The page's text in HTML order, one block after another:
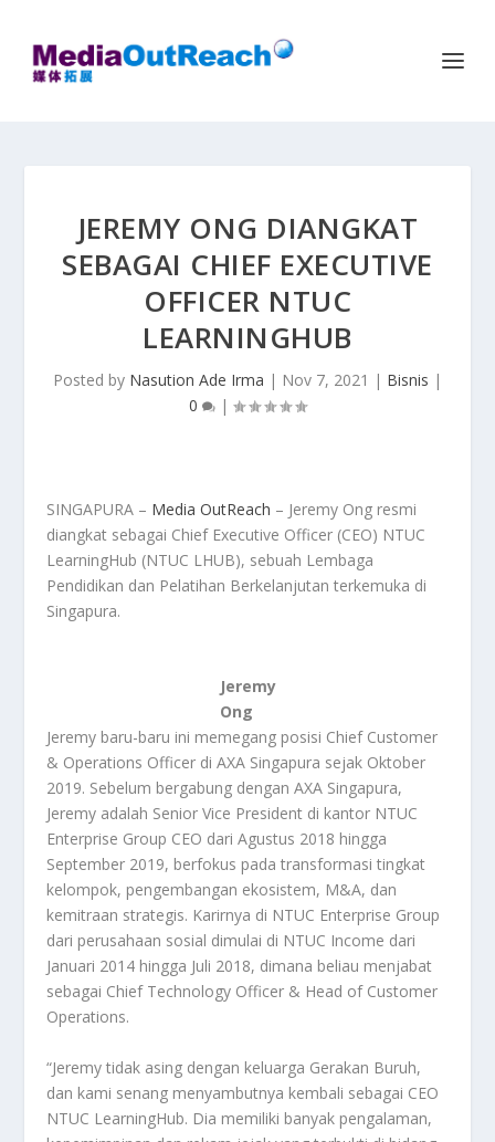
JEREMY ONG DIANGKAT
SEBAGAI CHIEF EXECUTIVE
OFFICER NTUC
LEARNINGHUB
Posted by Nasution Ade Irma | Nov 7, 2021 | Bisnis |
0
|
SINGAPURA – Media OutReach – Jeremy Ong resmi
diangkat sebagai Chief Executive Officer (CEO) NTUC
LearningHub (NTUC LHUB), sebuah Lembaga
Pendidikan dan Pelatihan Berkelanjutan terkemuka di
Singapura.
Jeremy
Ong
Jeremy baru-baru ini memegang posisi Chief Customer
& Operations Officer di AXA Singapura sejak Oktober
2019. Sebelum bergabung dengan AXA Singapura,
Jeremy adalah Senior Vice President di kantor NTUC
Enterprise Group CEO dari Agustus 2018 hingga
September 2019, berfokus pada transformasi tingkat
kelompok, pengembangan ekosistem, M&A, dan
kemitraan strategis. Karirnya di NTUC Enterprise Group
dari perusahaan sosial dimulai di NTUC Income dari
Januari 2014 hingga Juli 2018, dimana beliau menjabat
sebagai Chief Technology Officer & Head of Customer
Operations.
“Jeremy tidak asing dengan keluarga Gerakan Buruh,
dan kami senang menyambutnya kembali sebagai CEO
NTUC LearningHub. Dia memiliki banyak pengalaman,